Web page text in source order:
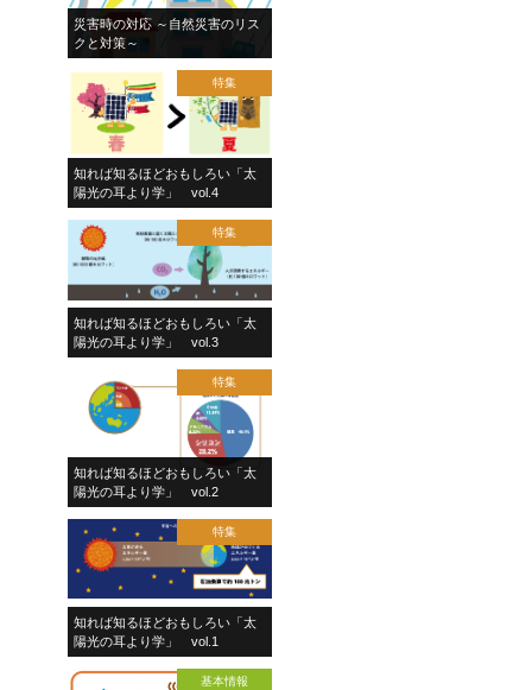
災害時の対応 ～自然災害のリス
クと対策～
特集
知れば知るほどおもしろい「太
陽光の耳より学」 vol.4
特集
知れば知るほどおもしろい「太
陽光の耳より学」 vol.3
特集
知れば知るほどおもしろい「太
陽光の耳より学」 vol.2
特集
知れば知るほどおもしろい「太
陽光の耳より学」 vol.1
基本情報